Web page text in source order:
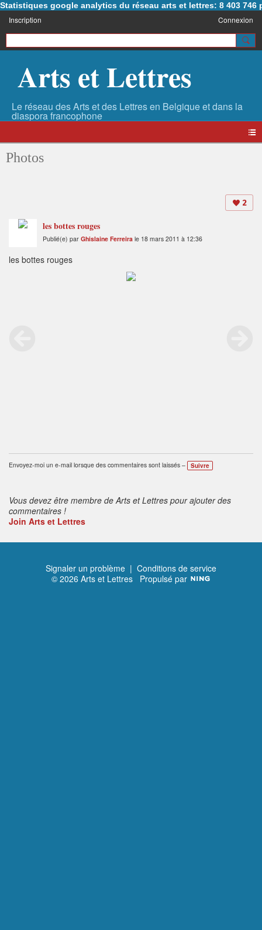
Statistiques google analytics du réseau arts et lettres: 8 403 746
Inscription Connexion
Arts et Lettres
Photos
2
les bottes rouges
Publié(e) par Ghislaine Ferreira le 18 mars 2011 à 12:36
les bottes rouges
Envoyez-moi un e-mail lorsque des commentaires sont laissés – Suivre
Vous devez être membre de Arts et Lettres pour ajouter des
commentaires !
Join Arts et Lettres
Signaler un problème | Conditions de service
© 2026 Arts et Lettres Propulsé par